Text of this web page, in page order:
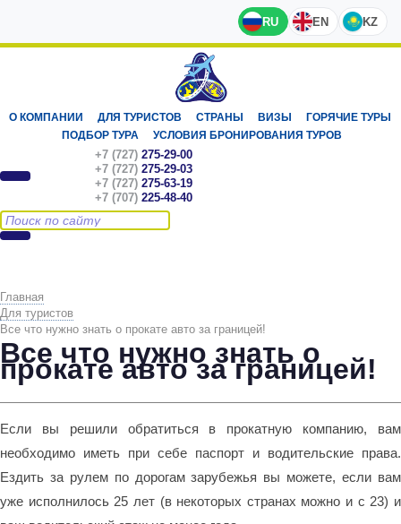
RU EN KZ
О КОМПАНИИ ДЛЯ ТУРИСТОВ СТРАНЫ ВИЗЫ
ГОРЯЧИЕ ТУРЫ
ПОДБОР ТУРА
УСЛОВИЯ БРОНИРОВАНИЯ ТУРОВ
+7 (727) 275-29-00
+7 (727) 275-29-03
+7 (727) 275-63-19
+7 (707) 225-48-40
Главная
Для туристов
Все что нужно знать о прокате авто за границей!
Все что нужно знать о
прокате авто за границей!
Если вы решили обратиться в прокатную компанию, вам
необходимо иметь при себе паспорт и водительские права.
Ездить за рулем по дорогам зарубежья вы можете, если вам
уже исполнилось 25 лет (в некоторых странах можно и с 23) и